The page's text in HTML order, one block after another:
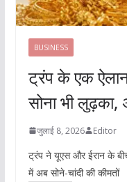
BUSINESS
ट्रंप के एक
सोना भी लुढ़का,
जुलाई 8, 2026 Editor
ट्रंप ने यूएस और ईरान के
में अब सोने-चांदी की कीमतों